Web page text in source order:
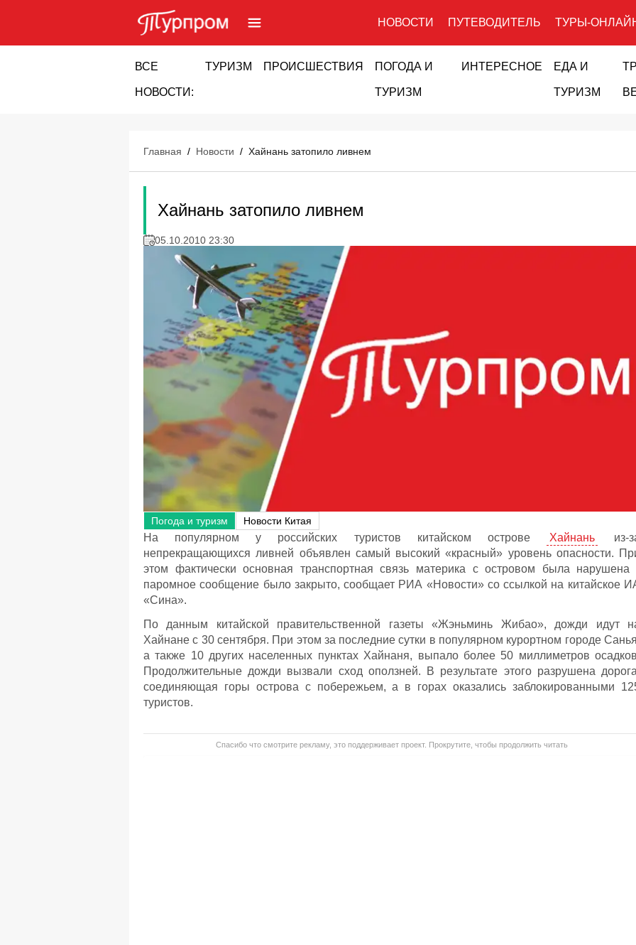
НОВОСТИ ПУТЕВОДИТЕЛЬ ТУРЫ-
ВСЕ
НОВОСТИ:
ТУРИЗМ ПРОИСШЕСТВИЯ ПОГОДА И
ТУРИЗМ
ИНТЕРЕСНОЕ ЕДА И
ТУРИЗМ
Главная / Новости / Хайнань затопило ливнем
Хайнань затопило ливнем
05.10.2010 23:30
Погода и туризм Новости Китая
На популярном у российских туристов китайском острове Хайнань
из-
непрекращающихся ливней объявлен самый высокий «красный» уровень опасности.
этом фактически основная транспортная связь материка с островом была нарушена
паромное сообщение было закрыто, сообщает РИА «Новости» со ссылкой на китайское
«Сина».
По данным китайской правительственной газеты «Жэньминь Жибао», дожди идут
Хайнане с 30 сентября. При этом за последние сутки в популярном курортном городе
а также 10 других населенных пунктах Хайнаня, выпало более 50 миллиметров
Продолжительные дожди вызвали сход оползней. В результате этого разрушена
соединяющая горы острова с побережьем, а в горах оказались заблокированными
туристов.
Спасибо что смотрите рекламу, это поддерживает проект. Прокрутите, чтобы продолжить читать